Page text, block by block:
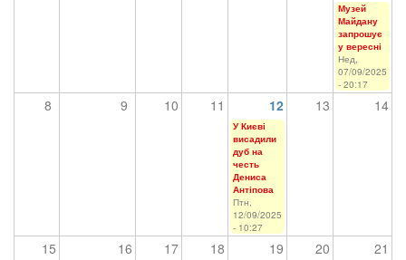
Музей
Майдану
запрошує
у вересні
Нед,
07/09/2025
- 20:17
8 9 10 11 12 13 14
У Києві
висадили
дуб на
честь
Дениса
Антіпова
Птн,
12/09/2025
- 10:27
15 16 17 18 19 20 21